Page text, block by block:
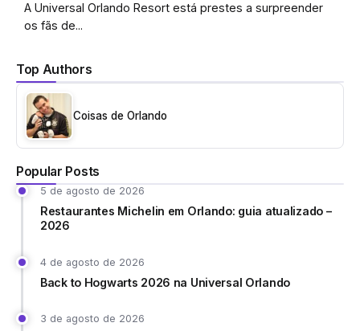
Top Authors
Coisas de Orlando
Popular Posts
5 de agosto de 2026
Restaurantes Michelin em Orlando: guia atualizado –
2026
4 de agosto de 2026
Back to Hogwarts 2026 na Universal Orlando
3 de agosto de 2026
A Universal Orlando Resort está prestes a surpreender
os fãs de...